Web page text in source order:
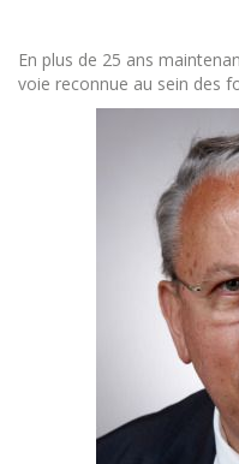
En plus de 25 ans
voie reconnue au sein des